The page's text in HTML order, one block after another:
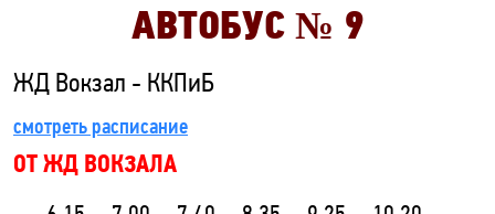
АВТОБУС № 9
ЖД Вокзал - ККПиБ
смотреть расписание
ОТ ЖД ВОКЗАЛА